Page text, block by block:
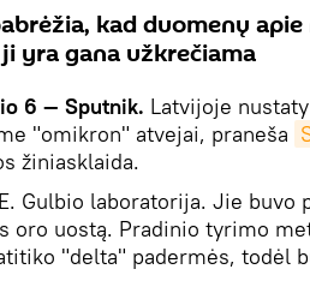
kad duomenų
yra gana užkrečiama
6 — Sputnik. Latvijoje
"omikron" atvejai, praneša
žiniasklaida.
Gulbio laboratorija. Jie buvo
oro uostą. Pradinio tyrimo
"delta" padermės, todėl